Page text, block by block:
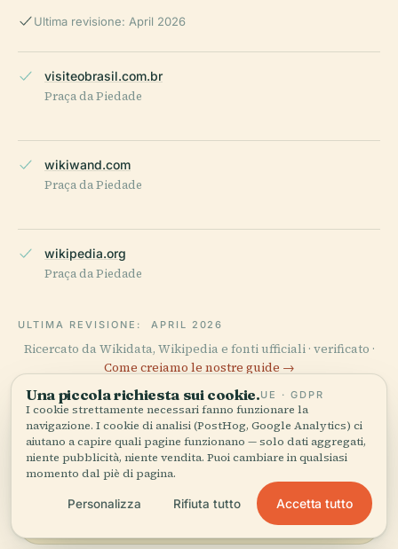
Ultima revisione: April 2026
visiteobrasil.com.br
Praça da Piedade
wikiwand.com
Praça da Piedade
wikipedia.org
Praça da Piedade
ULTIMA REVISIONE: APRIL 2026
Ricercato da Wikidata, Wikipedia e fonti ufficiali · verificato ·
Come creiamo le nostre guide →
Esplora la zona
Vedi Praça da Piedade sulla
dintorni.
Una piccola richiesta sui cookie.UE · GDPR
I cookie strettamente necessari fanno funzionare la
navigazione. I cookie di analisi (PostHog, Google Analytics) ci
aiutano a capire quali pagine funzionano — solo dati aggregati,
niente pubblicità, niente vendita. Puoi cambiare in qualsiasi
momento dal piè di pagina.
Personalizza Rifiuta tutto Accetta tutto